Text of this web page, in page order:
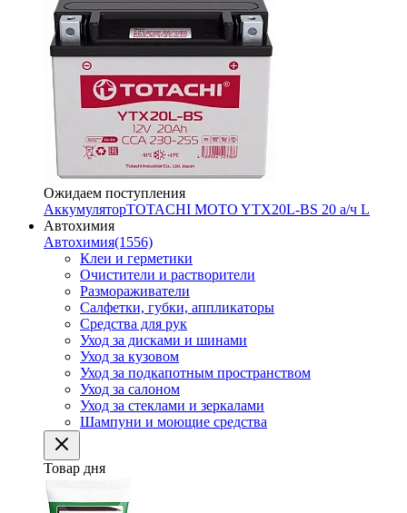
Ожидаем поступления
АккумуляторTOTACHI MOTO YTX20L-BS 20 а/ч L
Автохимия
Автохимия(1556)
Клеи и герметики
Очистители и растворители
Размораживатели
Салфетки, губки, аппликаторы
Средства для рук
Уход за дисками и шинами
Уход за кузовом
Уход за подкапотным пространством
Уход за салоном
Уход за стеклами и зеркалами
Шампуни и моющие средства
Товар дня